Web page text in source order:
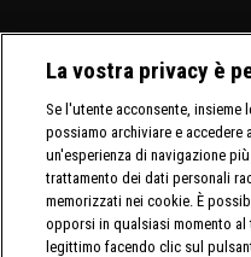
La vostra privacy è
Se l'utente acconsente, insieme
possiamo archiviare e
un'esperienza di navigazione
trattamento dei dati personali
memorizzati nei cookie. È
opporsi in qualsiasi momento
legittimo facendo clic sul